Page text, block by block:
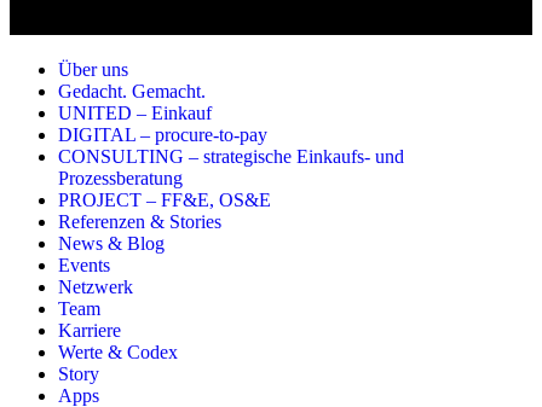
Über uns
Gedacht. Gemacht.
UNITED – Einkauf
DIGITAL – procure-to-pay
CONSULTING – strategische Einkaufs- und
Prozessberatung
PROJECT – FF&E, OS&E
Referenzen & Stories
News & Blog
Events
Netzwerk
Team
Karriere
Werte & Codex
Story
Apps